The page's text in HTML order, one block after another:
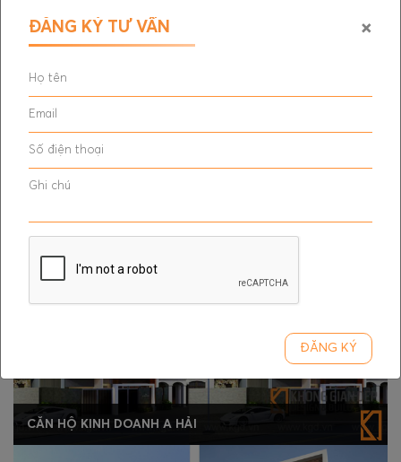
CĂN HỘ CHUNG CƯ TDH SPA
CĂN HỘ KINH DOANH A HẢI
×
ĐĂNG KÝ TƯ VẤN
ĐĂNG KÝ